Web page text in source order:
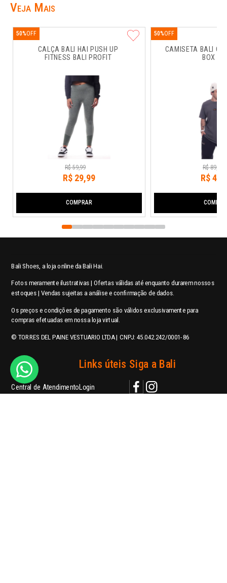
Veja Mais
CALÇA BALI HAI PUSH UP
FITNESS BALI PROFIT
50%
R$ 59,99
R$ 29,99
COMPRAR
CAMISETA BALI
BOX
50%
R$ 89,
R$44
Bali Shoes, a loja online da Bali Hai.
Fotos meramente ilustrativas | Ofertas válidas até enquanto durarem nossos
estoques | Vendas sujeitas a análise e confirmação de dados.
Os preços e condições de pagamento são válidos exclusivamente para
compras efetuadas em nossa loja virtual.
© TORRES DEL PAINE VESTUARIO LTDA | CNPJ: 45.042.242/0001-86
Ajuda
Central de Atendimento
Links úteis
Login
Siga a Bali